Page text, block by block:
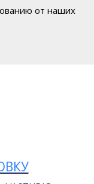
от наших